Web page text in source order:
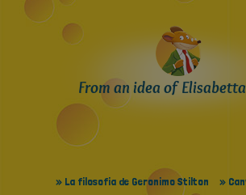
From an idea of
» La filosofia de Geronimo Stilton
»